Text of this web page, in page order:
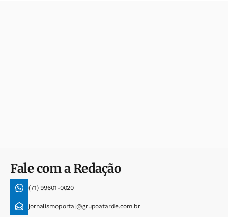
Fale com a Redação
(71) 99601-0020
jornalismoportal@grupoatarde.com.br